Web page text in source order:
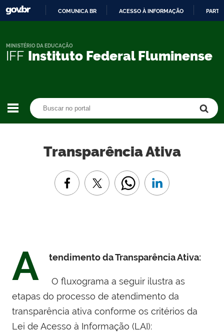
CONTEÚDO
COMUNICA BR ACESSO À INFORMAÇÃO
IFF Instituto Federal Fluminense
MINISTÉRIO DA EDUCAÇÃO
Transparência Ativa
A tendimento da Transparência Ativa:
O fluxograma a seguir ilustra as
etapas do processo de atendimento da
transparência ativa conforme os critérios da
Lei de Acesso à Informação (LAI):